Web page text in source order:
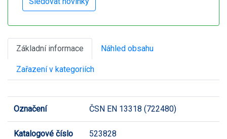
Základní informace Náhled obsahu
Zařazení v kategoriích
Označení ČSN EN 13318 (722480)
Katalogové číslo 523828